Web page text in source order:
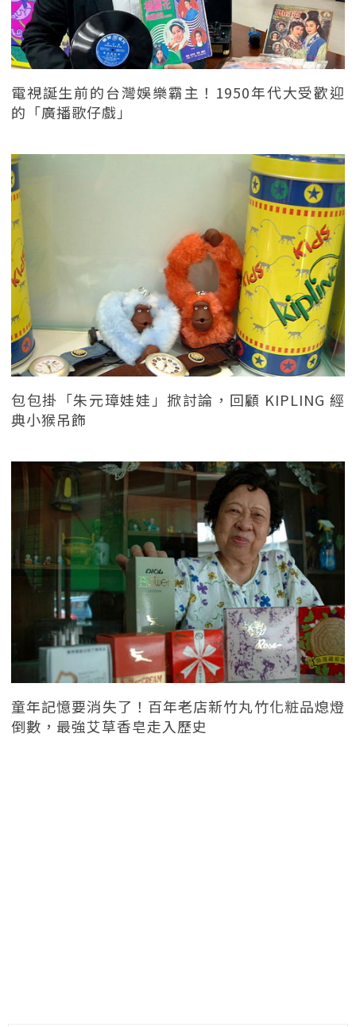
電視誕生前的台灣娛樂霸主！1950年代大受歡迎
的「廣播歌仔戲」
包包掛「朱元璋娃娃」掀討論，回顧 KIPLING 經
典小猴吊飾
童年記憶要消失了！百年老店新竹丸竹化粧品熄燈
倒數，最強艾草香皂走入歷史